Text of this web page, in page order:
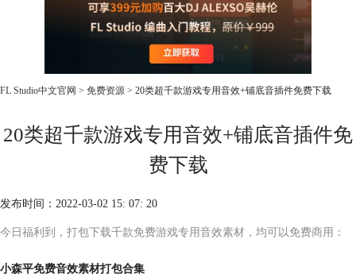
FL Studio中文官网 > 免费资源 > 20类超千款游戏专用音效+铺底音插件免费下载
20类超千款游戏专用音效+铺底音插件免
费下载
发布时间：2022-03-02 15: 07: 20
今日福利到，打包下载千款免费游戏专用音效素材，均可以免费商用：
小森平免费音效素材打包合集